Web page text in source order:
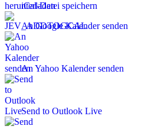
iCal-Datei speichern
An Google Kalender senden
An Yahoo Kalender senden
Send to Outlook Live